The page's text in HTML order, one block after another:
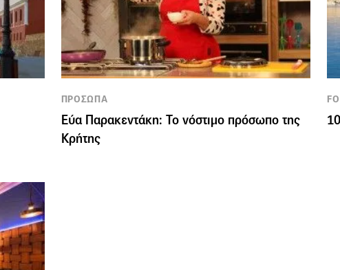
ΠΡΟΣΩΠΑ
Εύα Παρακεντάκη: Το νόστιμο πρόσωπο της
Κρήτης